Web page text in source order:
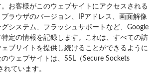
お客様がこのウェブサイトにアクセスされる
ラウザのバージョン、IPアドレス、画面解像
システム、フラッシュサポートなど、Google
定の情報を記録します。これは、すべての訪
ブサイトを提供し続けることができるように
ウェブサイトは、SSL（Secure Sockets
れています。